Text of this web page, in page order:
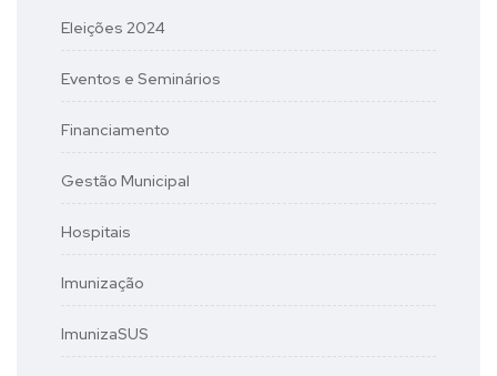
Eleições 2024
Eventos e Seminários
Financiamento
Gestão Municipal
Hospitais
Imunização
ImunizaSUS